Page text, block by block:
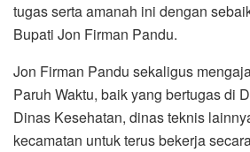
tugas serta amanah ini dengan
Bupati Jon Firman Pandu.
Jon Firman Pandu sekaligus
Paruh Waktu, baik yang bertugas di
Dinas Kesehatan, dinas teknis
kecamatan untuk terus bekerja